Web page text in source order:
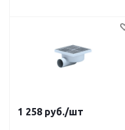
1 258 руб./шт